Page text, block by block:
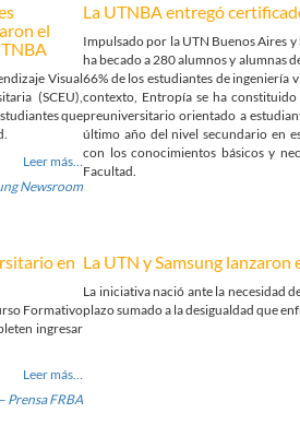
el
Visual
(SCEU),
que
Leer más…
Newsroom
La UTNBA entregó
Impulsado por la UTN Buenos Aires
ha becado a 280 alumnos y alumnas
66% de los estudiantes de ingeniería
contexto, Entropía se ha
preuniversitario orientado a
último año del nivel secundario en
con los conocimientos básicos y
Facultad.
en
Formativo
ingresar
Leer más…
Prensa FRBA
La UTN y Samsung
La iniciativa nació ante la necesidad
plazo sumado a la desigualdad que